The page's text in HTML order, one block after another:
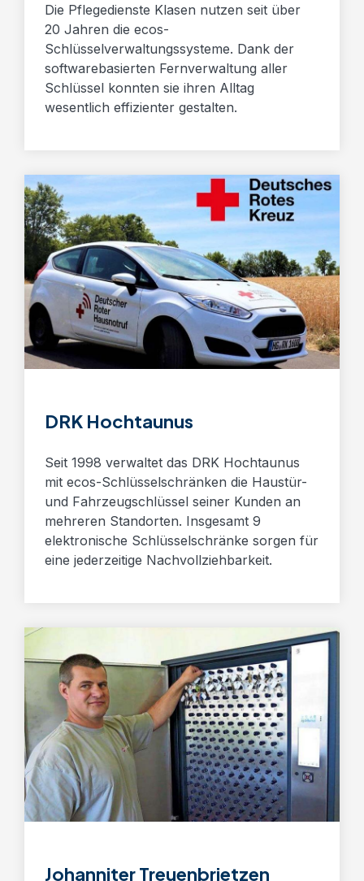
Die Pflegedienste Klasen nutzen seit über
20 Jahren die ecos-
Schlüsselverwaltungssysteme. Dank der
softwarebasierten Fernverwaltung aller
Schlüssel konnten sie ihren Alltag
wesentlich effizienter gestalten.
DRK Hochtaunus
Seit 1998 verwaltet das DRK Hochtaunus
mit ecos-Schlüsselschränken die Haustür-
und Fahrzeugschlüssel seiner Kunden an
mehreren Standorten. Insgesamt 9
elektronische Schlüsselschränke sorgen für
eine jederzeitige Nachvollziehbarkeit.
Johanniter Treuenbrietzen